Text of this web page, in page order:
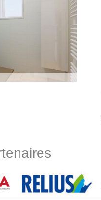
le carrelage, réaliser
de salle de bain